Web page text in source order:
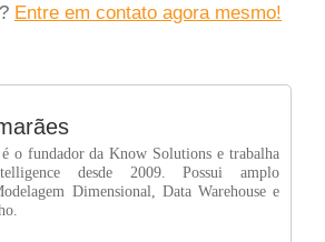
Entre em contato agora mesmo!
o fundador da Know Solutions e trabalha
desde 2009. Possui amplo
Dimensional, Data Warehouse e